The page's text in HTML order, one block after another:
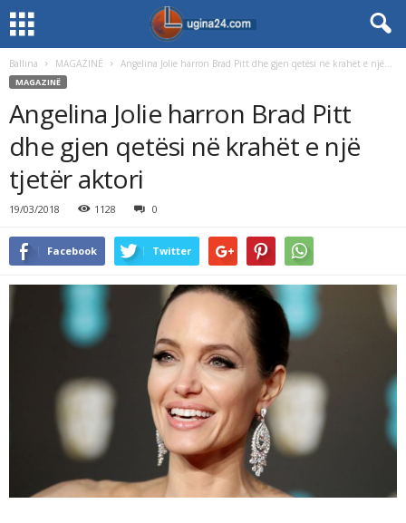
Ballina MAGAZINË Angelina Jolie harron Brad Pitt dhe gjen qetësi në krahët e një...
MAGAZINË
Angelina Jolie harron Brad Pitt
dhe gjen qetësi në krahët e një
tjetër aktori
19/03/2018 1128 0
Facebook Twitter